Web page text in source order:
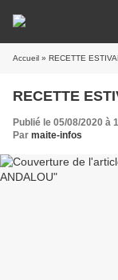
Accueil » RECETTE
RECETTE
Publié le 05/08/2020 à
Par maite-infos